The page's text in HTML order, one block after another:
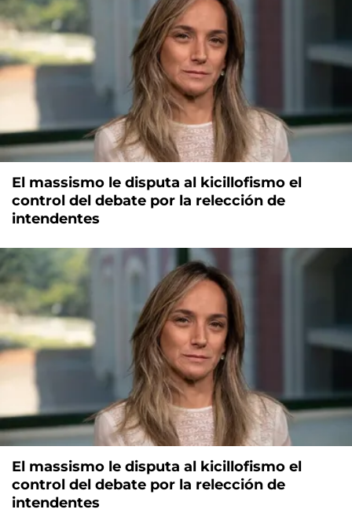
El massismo le disputa al kicillofismo el
control del debate por la relección de
intendentes
El massismo le disputa al kicillofismo el
control del debate por la relección de
intendentes